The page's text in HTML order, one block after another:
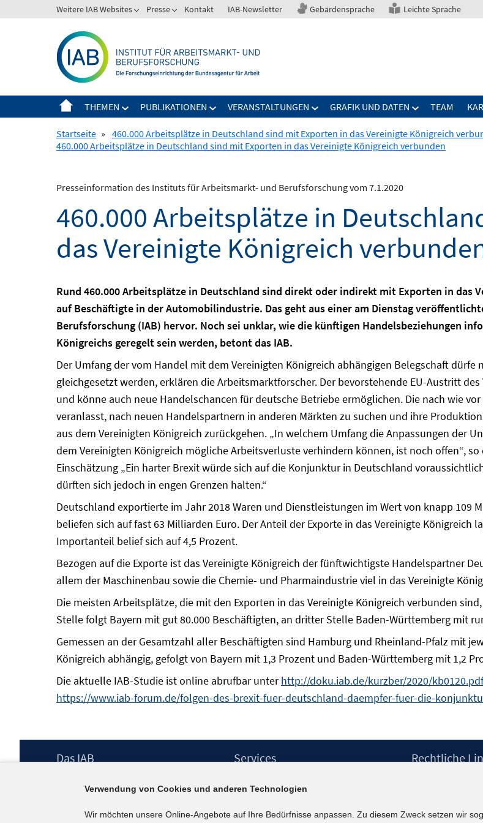
zum
Weitere IAB Websites Presse Kontakt IAB-Newsletter Gebärdensprache Leichte Sprache
THEMEN PUBLIKATIONEN VERANSTALTUNGEN GRAFIK UND DATEN TEAM
Startseite » 460.000 Arbeitsplätze in Deutschland sind mit Exporten in das Vereinigte Königreich
460.000 Arbeitsplätze in Deutschland sind mit Exporten in das Vereinigte Königreich verbunden
Presseinformation des Instituts für Arbeitsmarkt- und Berufsforschung vom 7.1.2020
460.000 Arbeitsplätze in
das Vereinigte Königreich
Rund 460.000 Arbeitsplätze in Deutschland sind direkt oder indirekt mit Exporten in das
auf Beschäftigte in der Automobilindustrie. Das geht aus einer am Dienstag
Berufsforschung (IAB) hervor. Noch sei unklar, wie die künftigen Handelsbeziehungen
Königreichs geregelt sein werden, betont das IAB.
Der Umfang der vom Handel mit dem Vereinigten Königreich abhängigen Belegschaft
gleichgesetzt werden, erklären die Arbeitsmarktforscher. Der bevorstehende EU-Austritt
und könne auch neue Handelschancen für deutsche Betriebe ermöglichen. Die nach wie
veranlasst, nach neuen Handelspartnern in anderen Märkten zu suchen und ihre
aus dem Vereinigten Königreich zurückgehen. „In welchem Umfang die Anpassungen der
dem Vereinigten Königreich mögliche Arbeitsverluste verhindern können, ist noch offen“,
Einschätzung „Ein harter Brexit würde sich auf die Konjunktur in Deutschland
dürften sich jedoch in engen Grenzen halten.“
Deutschland exportierte im Jahr 2018 Waren und Dienstleistungen im Wert von knapp 109
beliefen sich auf fast 63 Milliarden Euro. Der Anteil der Exporte in das Vereinigte Königreich
Importanteil belief sich auf 4,5 Prozent.
Bezogen auf die Exporte ist das Vereinigte Königreich der fünftwichtigste Handelspartner
allem der Maschinenbau sowie die Chemie- und Pharmaindustrie viel in das Vereinigte
Die meisten Arbeitsplätze, die mit den Exporten in das Vereinigte Königreich verbunden
Stelle folgt Bayern mit gut 80.000 Beschäftigten, an dritter Stelle Baden-Württemberg mit
Gemessen an der Gesamtzahl aller Beschäftigten sind Hamburg und Rheinland-Pfalz mit
Königreich abhängig, gefolgt von Bayern mit 1,3 Prozent und Baden-Württemberg mit 1,2
Die aktuelle IAB-Studie ist online abrufbar unterhttp://doku.iab.de/kurzber/2020/kb0120.pdf
https://www.iab-forum.de/folgen-des-brexit-fuer-deutschland-daempfer-fuer-die-
Footer
Das IAB
Berufsforschung (IAB) – unser Leitbild
Institutsleitung
Services
IAB-Newsletter
Kontakt
Rechtliche
Erklärung zur
Verwendung von Cookies und anderen Technologien
Wir möchten unsere Online-Angebote auf Ihre Bedürfnisse anpassen. Zu diesem Zweck setzen wir